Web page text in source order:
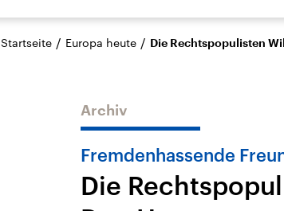
Die Nachrichten Politik Wirtschaft
Hörspiel und Feature Musik
Landtagswahl Sachsen-
USA
Aktuelle Beiträge,
Startseite / Europa heute / Die Rechtspopulisten
Archiv
Fremdenhassende
Die